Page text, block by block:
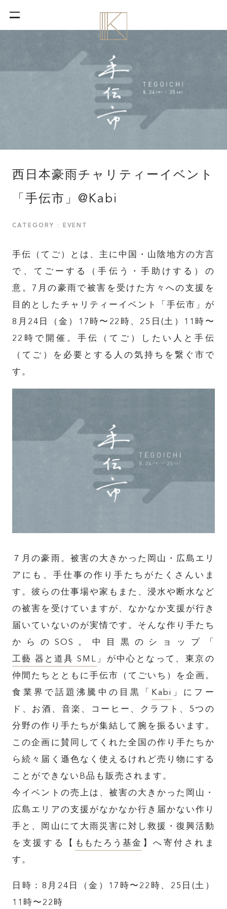
西日本豪雨チャリティーイベント
「手伝市」@Kabi
CATEGORY : EVENT
手伝（てご）とは、主に中国・山陰地方の方言
で、てごーする（手伝う・手助けする）の
意。7月の豪雨で被害を受けた方々への支援を
目的としたチャリティーイベント「手伝市」が
8月24日（金）17時〜22時、25日(土）11時〜
22時で開催。手伝（てご）したい人と手伝
（てご）を必要とする人の気持ちを繋ぐ市で
す。
７月の豪雨。被害の大きかった岡山・広島エリ
アにも、手仕事の作り手たちがたくさんいま
す。彼らの仕事場や家もまた、浸水や断水など
の被害を受けていますが、なかなか支援が行き
届いていないのが実情です。そんな作り手たち
からのSOS。中目黒のショップ「
工藝 器と道具 SML 」が中心となって、東京の
仲間たちとともに手伝市（てごいち）を企画。
食業界で話題沸騰中の目黒「 Kabi
」にフー
ド、お酒、音楽、コーヒー、クラフト、5つの
分野の作り手たちが集結して腕を振るいます。
この企画に賛同してくれた全国の作り手たちか
ら続々届く遜色なく使えるけれど売り物にする
ことができないB品も販売されます。
今イベントの売上は、被害の大きかった岡山・
広島エリアの支援がなかなか行き届かない作り
手と、岡山にて大雨災害に対し救援・復興活動
を支援する【 ももたろう基金 】へ寄付されま
す。
日時：8月24日（金）17時〜22時、25日(土）
11時〜22時